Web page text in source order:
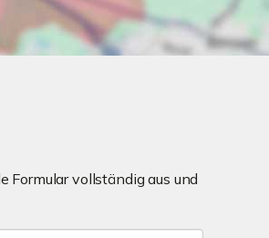
vollständig aus und